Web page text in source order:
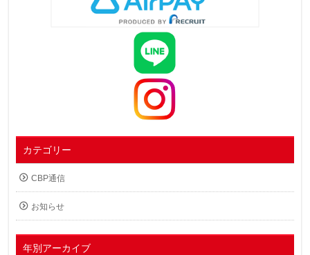
カテゴリー
CBP通信
お知らせ
年別アーカイブ